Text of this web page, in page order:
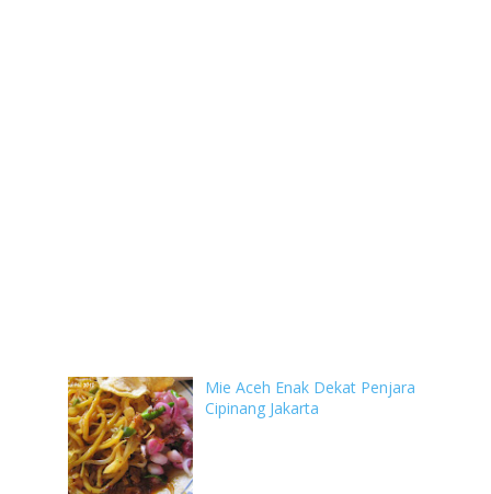
Mie Aceh Enak Dekat Penjara
Cipinang Jakarta